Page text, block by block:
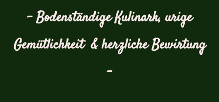
- Bodenständige Kulinark, urige
Gemütlichkeit & herzliche Bewirtung
-